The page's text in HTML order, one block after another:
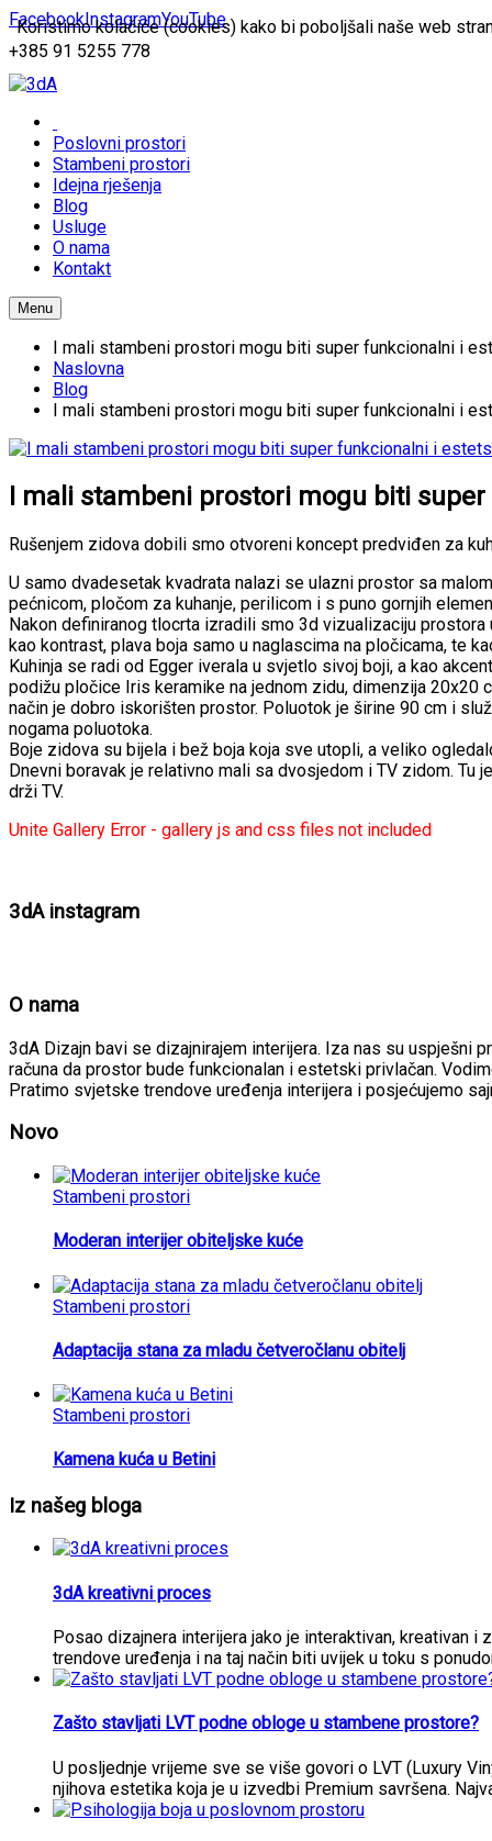
FacebookInstagramYouTube
+385 91 5255 778
Poslovni prostori
Stambeni prostori
Idejna rješenja
Blog
Usluge
O nama
Kontakt
Menu
I mali stambeni prostori mogu biti super funkcionalni i
Naslovna
Blog
I mali stambeni prostori mogu biti super funkcionalni i
I mali stambeni prostori mogu biti
Rušenjem zidova dobili smo otvoreni koncept predviđen za
U samo dvadesetak kvadrata nalazi se ulazni prostor sa
pećnicom, pločom za kuhanje, perilicom i s puno gornjih
Nakon definiranog tlocrta izradili smo 3d vizualizaciju
kao kontrast, plava boja samo u naglascima na pločicama, te
Kuhinja se radi od Egger iverala u svjetlo sivoj boji, a kao
podižu pločice Iris keramike na jednom zidu, dimenzija 20x20
način je dobro iskorišten prostor. Poluotok je širine 90 cm i
nogama poluotoka.
Boje zidova su bijela i bež boja koja sve utopli, a veliko
Dnevni boravak je relativno mali sa dvosjedom i TV zidom.
drži TV.
Unite Gallery Error - gallery js and css files not included
3dA instagram
O nama
3dA Dizajn bavi se dizajnirajem interijera. Iza nas su uspješni
računa da prostor bude funkcionalan i estetski privlačan.
Pratimo svjetske trendove uređenja interijera i posjećujemo
Novo
Stambeni prostori
Moderan interijer obiteljske kuće
Stambeni prostori
Adaptacija stana za mladu četveročlanu obitelj
Stambeni prostori
Kamena kuća u Betini
Iz našeg bloga
3dA kreativni proces
Posao dizajnera interijera jako je interaktivan, kreativan
trendove uređenja i na taj način biti uvijek u toku s
Zašto stavljati LVT podne obloge u stambene prostore?
U posljednje vrijeme sve se više govori o LVT (Luxury
njihova estetika koja je u izvedbi Premium savršena.
Koristimo kolačiće (cookies) kako bi poboljšali naše web